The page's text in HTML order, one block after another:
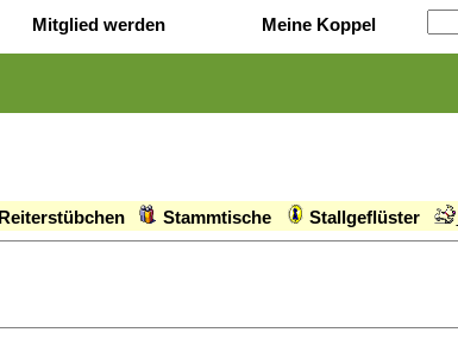
Mitglied werden Meine Koppel
Reiterstübchen Stammtische Stallgeflüster